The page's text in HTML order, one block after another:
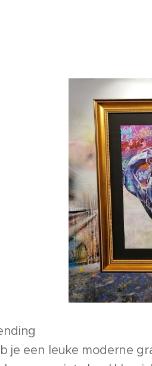
je een leuke moderne